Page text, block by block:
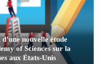
nouvelle étude
of Sciences sur la
aux États-Unis